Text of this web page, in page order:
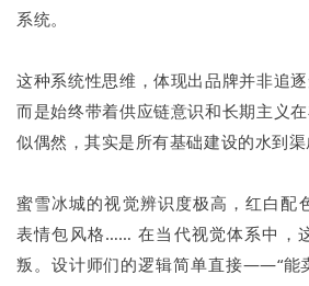
系统。
这种系统性思维，体现出品牌并非追逐
而是始终带着供应链意识和长期主义
似偶然，其实是所有基础建设的水到渠
蜜雪冰城的视觉辨识度极高，红白配
表情包风格…… 在当代视觉体系中，
叛。设计师们的逻辑简单直接——“能